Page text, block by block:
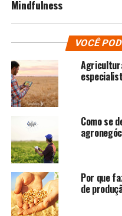
Mindfulness
VOCÊ
Como se
Por que
de